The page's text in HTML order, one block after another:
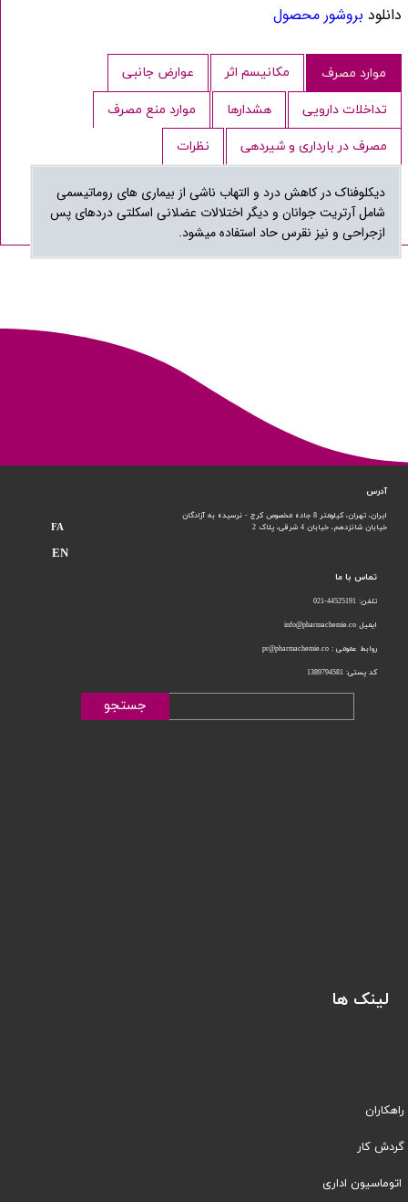
دانلود بروشور محصول
موارد مصرف مکانیسم اثر عوارض جانبی
تداخلات دارویی هشدارها موارد منع مصرف
مصرف در بارداری و شیردهی نظرات
دیکلوفناک در کاهش درد و التهاب ناشی از بیماری های روماتیسمی
شامل آرتریت جوانان و دیگر اختلالات عضلانی اسکلتی دردهای پس
ازجراحی و نیز نقرس حاد استفاده میشود.
تماس با ما
تلفن: 44525191-021
ایمیل info@pharmachemie.co
روابط عمومی : pr@pharmachemie.co
کد پستی: 1389794581
آدرس
ایران، تهران، کیلومتر 8 جاده مخصوص کرج - نرسیده به آزادگان
خیابان شانزدهم، خیابان 4 شرقی، پلاک 2
جستجو
لینک ها
راهکاران
​​گردش کار
اتوماسیون اداری
FA